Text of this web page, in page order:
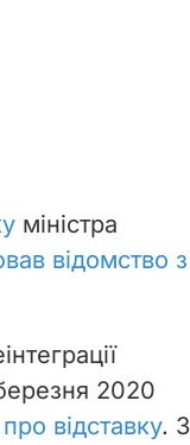
міністра
відомство з
2020
відставку. 3